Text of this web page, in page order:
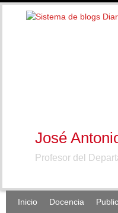
José
Profesor del
Inicio Docencia